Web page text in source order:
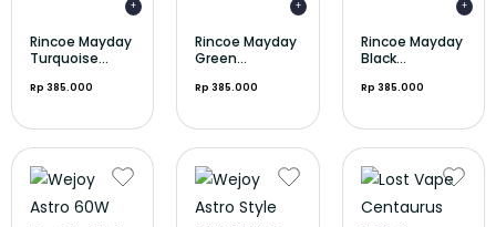
Rincoe Mayday
Turquoise...
Rp 385.000
+
Rincoe Mayday
Green...
Rp 385.000
+
Rincoe Mayday
Black...
Rp 385.000
+